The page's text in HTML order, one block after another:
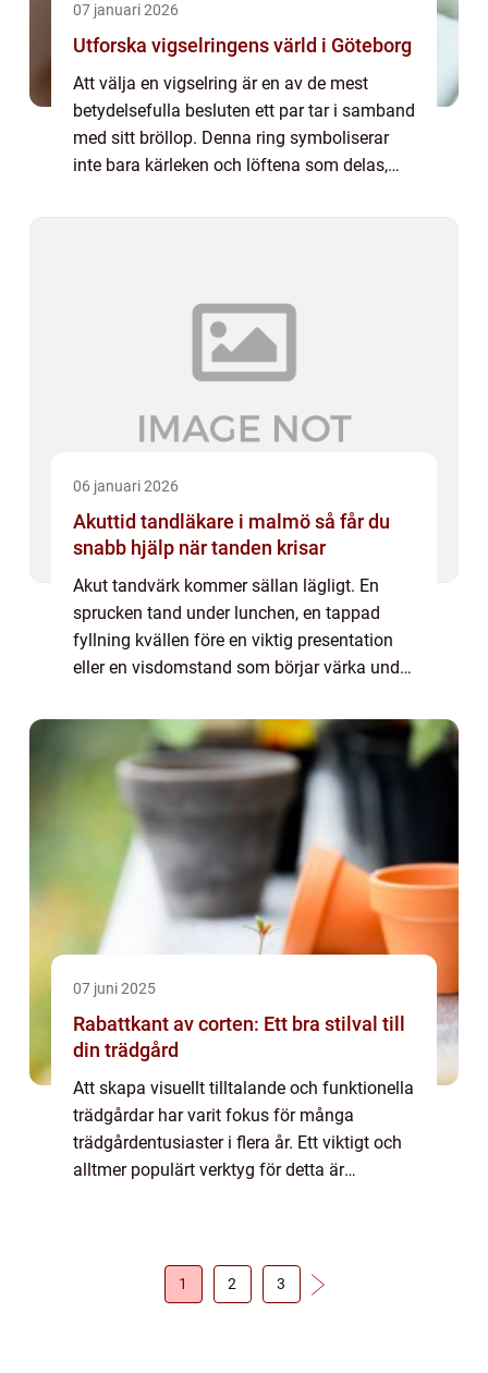
07 januari 2026
Utforska vigselringens värld i Göteborg
Att välja en vigselring är en av de mest
betydelsefulla besluten ett par tar i samband
med sitt bröllop. Denna ring symboliserar
inte bara kärleken och löftena som delas,
det e...
06 januari 2026
Akuttid tandläkare i malmö så får du
snabb hjälp när tanden krisar
Akut tandvärk kommer sällan lägligt. En
sprucken tand under lunchen, en tappad
fyllning kvällen före en viktig presentation
eller en visdomstand som börjar värka under
Då handlar det om att agera snabbt, ...
07 juni 2025
Rabattkant av corten: Ett bra stilval till
din trädgård
Att skapa visuellt tilltalande och funktionella
trädgårdar har varit fokus för många
trädgårdentusiaster i flera år. Ett viktigt och
alltmer populärt verktyg för detta är
1 2 3